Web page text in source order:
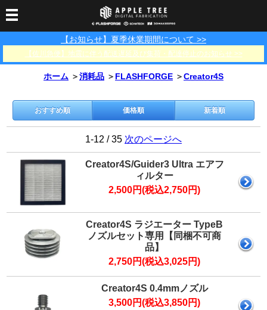
【お知らせ】夏季休業期間について >>
【佐川急便】地震に伴う配送遅延及び集荷・配達停止のお知らせ >>
3Dプリンター
3Dプリンター一覧 FLASHFORGE Bambu Lab
3Dスキャナー
3DMakerpro
フィラメント一覧 FLASHFORGE Bambu Lab
FusRock その他
光造形用レジン
DLP用レジン LCD用レジン エキマテ レジン
消耗品
部品
工具類
その他
フィラメント乾燥・防
湿ボックス
フィラメント保管用乾
燥剤
カプトンテープ
在庫処分セール
サポート
お問い合わせ ダウンロード FAQ
ショールーム
オフィシャルサイト
法人窓口
マイページ
カートを見る
ホーム ＞消耗品 ＞ FLASHFORGE ＞Creator4S
おすすめ順 価格順 新着順
1-12 / 35 次のページへ
Creator4S/Guider3 Ultra エアフ
ィルター
2,500円(税込2,750円)
Creator4S ラジエーター TypeB
ノズルセット専用【同梱不可商
品】
2,750円(税込3,025円)
Creator4S 0.4mmノズル
3,500円(税込3,850円)